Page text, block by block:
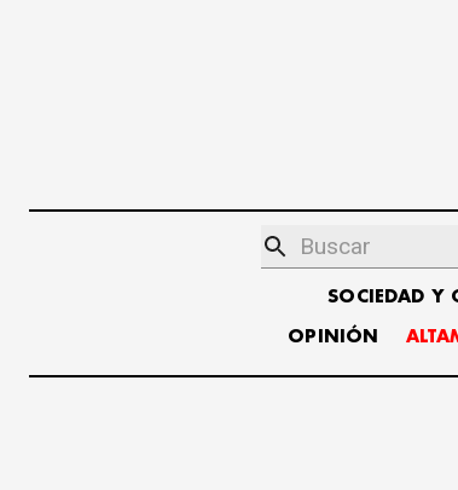
SOCIEDAD Y
OPINIÓN